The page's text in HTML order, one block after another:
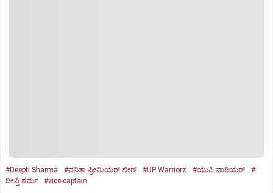
#Deepti Sharma #ವನಿತಾ ಪ್ರೀಮಿಯರ್‌ ಲೀಗ್‌ #UP Warriorz #ಯುಪಿ ವಾರಿಯರ್
#
ದೀಪ್ತಿ ಶರ್ಮ
#vice-captain